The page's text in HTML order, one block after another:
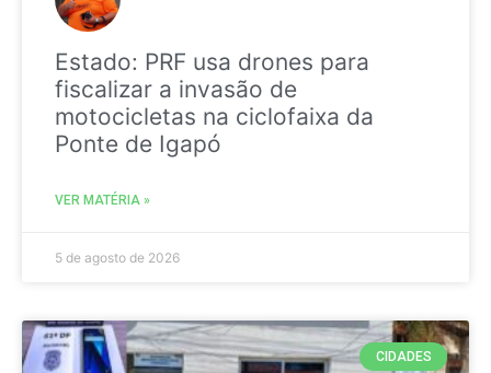
Estado: PRF usa drones para
fiscalizar a invasão de
motocicletas na ciclofaixa da
Ponte de Igapó
VER MATÉRIA »
5 de agosto de 2026
CIDADES